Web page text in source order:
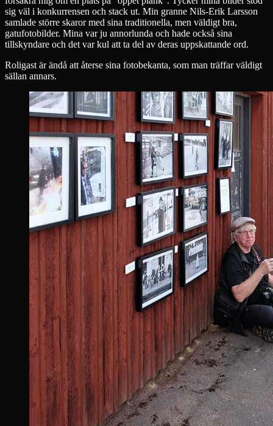
sig väl i konkurrensen och stack ut. Min granne Nils-Erik Larsson
samlade större skaror med sina traditionella, men väldigt bra,
gatufotobilder. Mina var ju annorlunda och hade också sina
tillskyndare och det var kul att ta del av deras uppskattande ord.
Roligast är ändå att återse sina fotobekanta, som man träffar väldigt
sällan annars.